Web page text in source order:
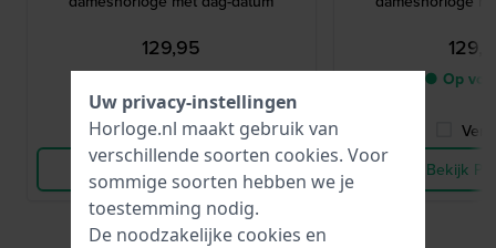
129,95
Vergelijk
Bekijk Product
● Op
Bekijk
Uw privacy-instellingen
Horloge.nl maakt gebruik van
verschillende soorten cookies. Voor
sommige soorten hebben we je
toestemming nodig.
De noodzakelijke cookies en